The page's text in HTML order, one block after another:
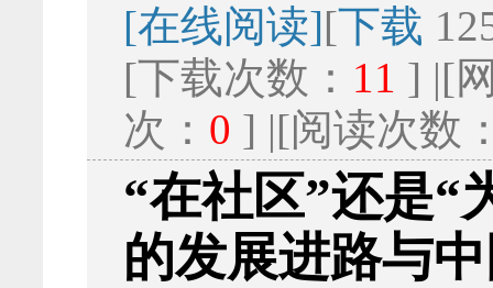
[在线阅读][下载
[下载次数： 11 ] |[
次： 0 ] |[阅读次数
“在社区”还是“
的发展进路与